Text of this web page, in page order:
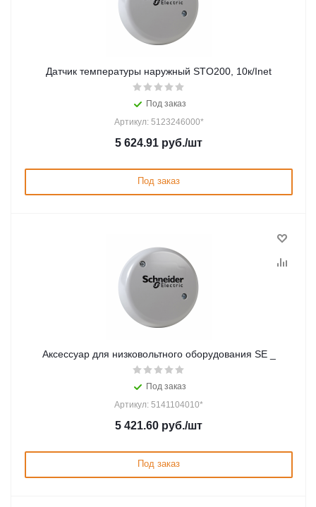
Датчик температуры наружный STO200, 10к/Inet
Под заказ
Артикул: 5123246000*
5 624.91 руб./шт
Под заказ
Аксессуар для низковольтного оборудования SE _
Под заказ
Артикул: 5141104010*
5 421.60 руб./шт
Под заказ